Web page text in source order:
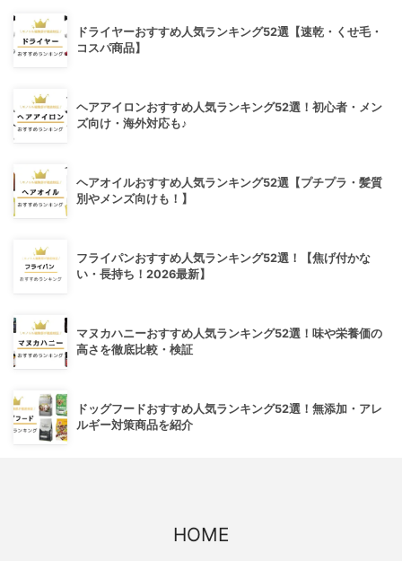
ドライヤーおすすめ人気ランキング52選【速乾・くせ毛・
コスパ商品】
ヘアアイロンおすすめ人気ランキング52選！初心者・メン
ズ向け・海外対応も♪
ヘアオイルおすすめ人気ランキング52選【プチプラ・髪質
別やメンズ向けも！】
フライパンおすすめ人気ランキング52選！【焦げ付かな
い・長持ち！2026最新】
マヌカハニーおすすめ人気ランキング52選！味や栄養価の
高さを徹底比較・検証
ドッグフードおすすめ人気ランキング52選！無添加・アレ
ルギー対策商品を紹介
HOME